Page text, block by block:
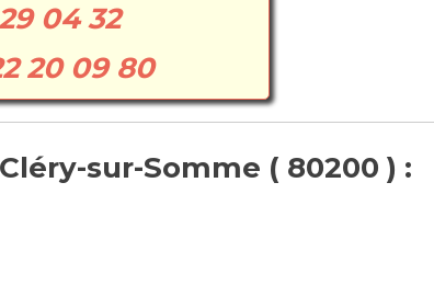
04 32
20 09 80
sur-Somme ( 80200 ) :